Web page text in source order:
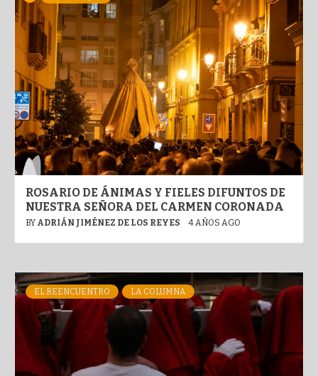
ROSARIO DE ÁNIMAS Y FIELES DIFUNTOS DE
NUESTRA SEÑORA DEL CARMEN CORONADA
BY ADRIÁN JIMÉNEZ DE LOS REYES 4 AÑOS AGO
EL REENCUENTRO LA COLUMNA